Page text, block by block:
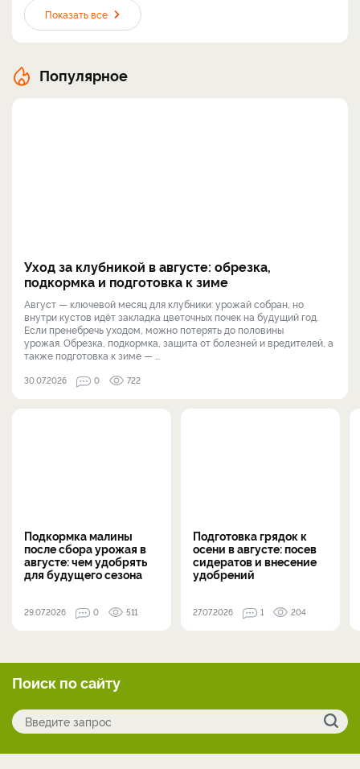
Показать все
Популярное
Уход за клубникой в августе: обрезка,
подкормка и подготовка к зиме
Август — ключевой месяц для клубники: урожай собран, но
внутри кустов идёт закладка цветочных почек на будущий год.
Если пренебречь уходом, можно потерять до половины
урожая. Обрезка, подкормка, защита от болезней и вредителей, а
также подготовка к зиме — ...
30.07.2026 0 722
Подкормка малины
после сбора урожая в
августе: чем удобрять
для будущего сезона
29.07.2026 0 511
Подготовка грядок к
осени в августе: посев
сидератов и внесение
удобрений
27.07.2026 1 204
Поиск по сайту